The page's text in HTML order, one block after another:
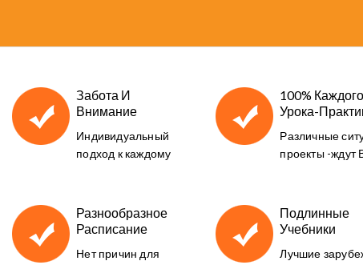
Забота И
Внимание
Индивидуальный
подход к каждому
100% Каждого
Урока-
Различные
проекты -ждут
Разнообразное
Расписание
Нет причин для
Подлинные
Учебники
Лучшие